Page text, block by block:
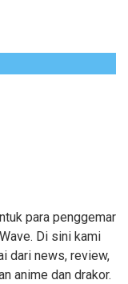
para penggemar
Di sini kami
dari news, review,
anime dan drakor.